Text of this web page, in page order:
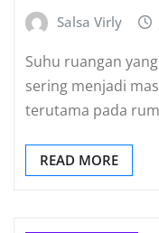
Salsa Virly
Suhu ruangan
sering menjadi
terutama pada
READ MORE